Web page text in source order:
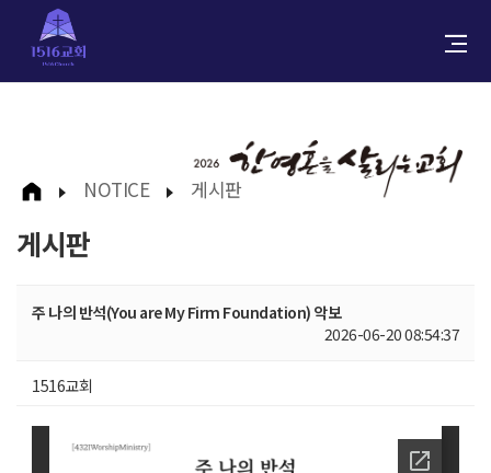
NOTICE 게시판
게시판
주 나의 반석(You are My Firm Foundation) 악보
2026-06-20 08:54:37
1516교회